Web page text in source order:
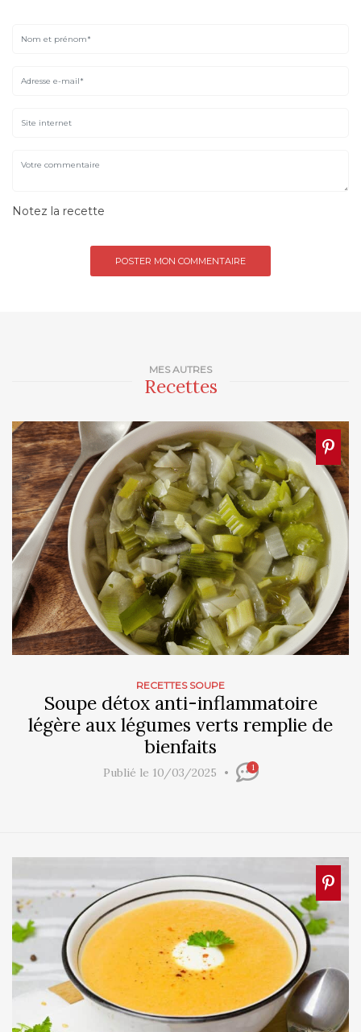
MES AUTRES
Recettes
RECETTES SOUPE
Soupe détox anti-inflammatoire
légère aux légumes verts remplie de
bienfaits
Publié le 10/03/2025 1
Notez la recette